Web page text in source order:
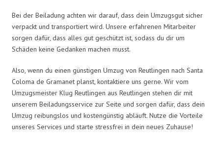
Bei der Beiladung achten wir darauf, dass dein Umzugsgut sicher
verpackt und transportiert wird. Unsere erfahrenen Mitarbeiter
sorgen dafür, dass alles gut geschützt ist, sodass du dir um
Schäden keine Gedanken machen musst.
Also, wenn du einen günstigen Umzug von Reutlingen nach Santa
Coloma de Gramanet planst, kontaktiere uns gerne. Wir vom
Umzugsmeister Klug Reutlingen aus Reutlingen stehen dir mit
unserem Beiladungsservice zur Seite und sorgen dafür, dass dein
Umzug reibungslos und kostengünstig abläuft. Nutze die Vorteile
unseres Services und starte stressfrei in dein neues Zuhause!